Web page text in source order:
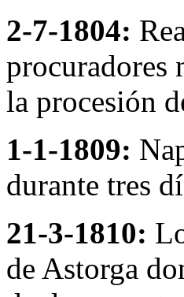
2-7-1804:
procuradores
la procesión
1-1-1809:
durante tres
21-3-1810:
de Astorga